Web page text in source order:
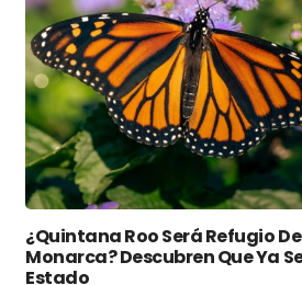
¿Quintana Roo Será Refugio
Monarca? Descubren Que Ya
Estado